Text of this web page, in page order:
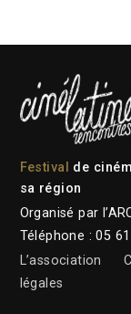
Festival
de
sa région
Organisé par
Téléphone : 05
L’association
légales